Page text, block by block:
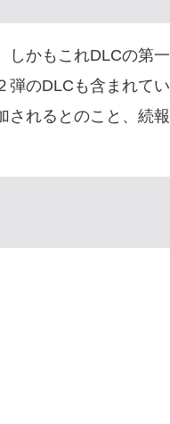
しかもこれDLCの第一
弾のDLCも含まれてい
されるとのこと、続報